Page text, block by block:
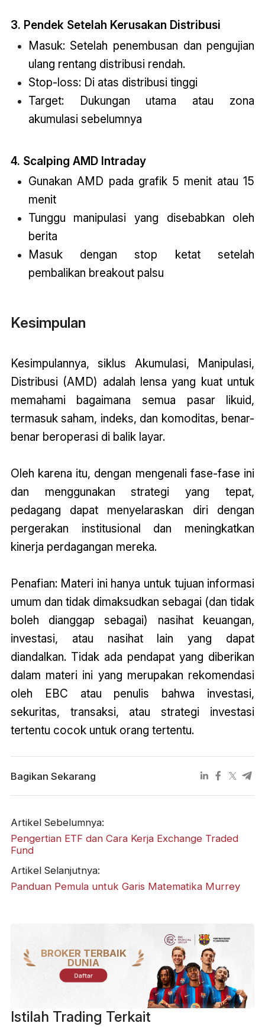
3. Pendek Setelah Kerusakan Distribusi
Masuk: Setelah penembusan dan pengujian
ulang rentang distribusi rendah.
Stop-loss: Di atas distribusi tinggi
Target: Dukungan utama atau zona
akumulasi sebelumnya
4. Scalping AMD Intraday
Gunakan AMD pada grafik 5 menit atau 15
menit
Tunggu manipulasi yang disebabkan oleh
berita
Masuk dengan stop ketat setelah
pembalikan breakout palsu
Kesimpulan
Kesimpulannya, siklus Akumulasi, Manipulasi,
Distribusi (AMD) adalah lensa yang kuat untuk
memahami bagaimana semua pasar likuid,
termasuk saham, indeks, dan komoditas, benar-
benar beroperasi di balik layar.
Oleh karena itu, dengan mengenali fase-fase ini
dan menggunakan strategi yang tepat,
pedagang dapat menyelaraskan diri dengan
pergerakan institusional dan meningkatkan
kinerja perdagangan mereka.
Penafian: Materi ini hanya untuk tujuan informasi
umum dan tidak dimaksudkan sebagai (dan tidak
boleh dianggap sebagai) nasihat keuangan,
investasi, atau nasihat lain yang dapat
diandalkan. Tidak ada pendapat yang diberikan
dalam materi ini yang merupakan rekomendasi
oleh EBC atau penulis bahwa investasi,
sekuritas, transaksi, atau strategi investasi
tertentu cocok untuk orang tertentu.
Bagikan Sekarang
Artikel Sebelumnya:
Pengertian ETF dan Cara Kerja Exchange Traded
Fund
Artikel Selanjutnya:
Panduan Pemula untuk Garis Matematika Murrey
BROKER TERBAIK
DUNIA
Daftar
Istilah Trading Terkait